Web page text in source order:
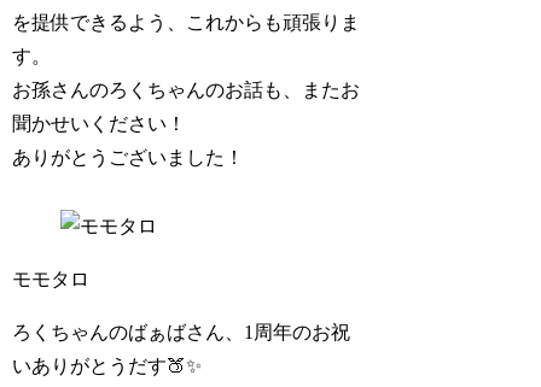
を提供できるよう、これからも頑張りま
す。
お孫さんのろくちゃんのお話も、またお
聞かせいください！
ありがとうございました！
モモタロ
ろくちゃんのばぁばさん、1周年のお祝
いありがとうだす🍑✨